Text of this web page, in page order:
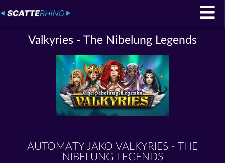
Valkyries - The Nibelung Legends
AUTOMATY JAKO VALKYRIES - THE
NIBELUNG LEGENDS